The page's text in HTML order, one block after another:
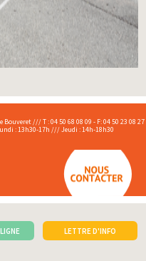
Bouveret /// T : 04 50 68 08 09 - F: 04 50 23 08 27
: 13h30-17h /// Jeudi : 14h-18h30
LETTRE D'INFO